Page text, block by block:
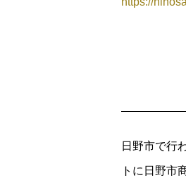
日野市で行
トに日野市